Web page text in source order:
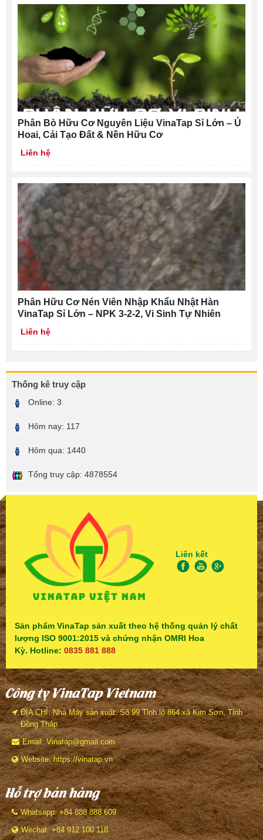
Phân Bò Hữu Cơ Nguyên Liệu VinaTap Sỉ Lớn – Ủ
Hoai, Cải Tạo Đất & Nền Hữu Cơ
Liên hệ
Phân Hữu Cơ Nén Viên Nhập Khẩu Nhật Hàn
VinaTap Sỉ Lớn – NPK 3-2-2, Vi Sinh Tự Nhiên
Liên hệ
Thống kê truy cập
Online: 3
Hôm nay: 117
Hôm qua: 1440
Tổng truy cập: 4878554
Liên kết
Sản phẩm VinaTap sản xuất theo hệ thống quản lý chất
lượng ISO 9001:2015 và chứng nhận OMRI Hoa
Kỳ. Hotline: 0835 881 888
Công ty VinaTap Vietnam
ĐỊA CHỈ: Nhà Máy sản xuất: Số 99 Tỉnh lộ 864 xã Kim Sơn, Tỉnh
Đồng Tháp
Email: Vinatap@gmail.com
Website: https://vinatap.vn
Hỗ trợ bán hàng
Whatsapp: +84 888 888 609
Wechat: +84 912 100 118